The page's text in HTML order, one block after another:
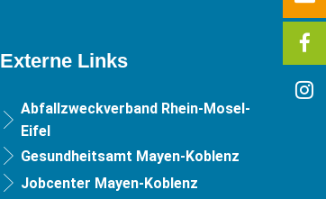
Externe Links
Abfallzweckverband Rhein-Mosel-
Eifel
Gesundheitsamt Mayen-Koblenz
Jobcenter Mayen-Koblenz